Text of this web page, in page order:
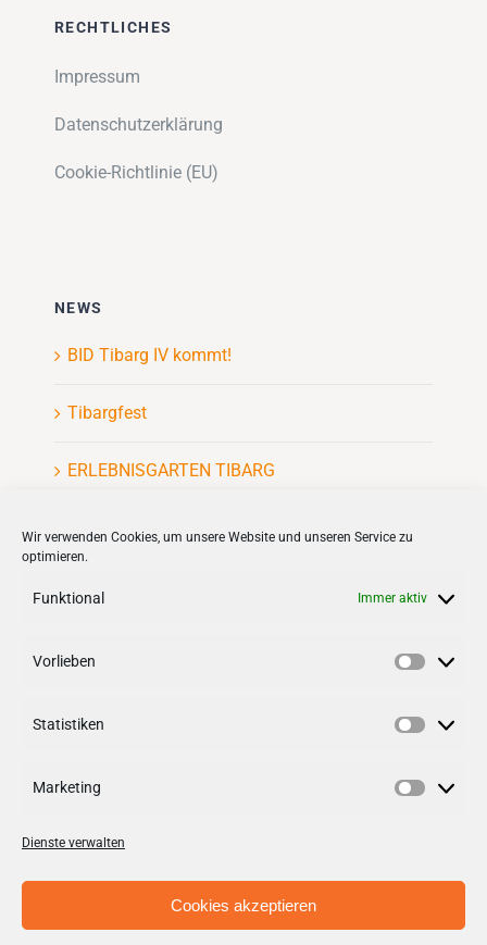
Wir verwenden Cookies, um unsere Website und unseren Service zu
optimieren.
Funktional Immer aktiv
Vorlieben
Statistiken
Marketing
Dienste verwalten
Cookies akzeptieren
RECHTLICHES
Impressum
Datenschutzerklärung
Cookie-Richtlinie (EU)
NEWS
BID Tibarg IV kommt!
Tibargfest
ERLEBNISGARTEN TIBARG
Kinderflohmarkt
Follow us on